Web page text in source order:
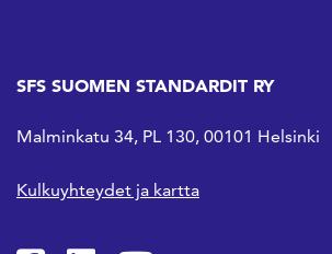
SFS SUOMEN STANDARDIT RY
Malminkatu 34, PL 130, 00101 Helsinki
Kulkuyhteydet ja kartta